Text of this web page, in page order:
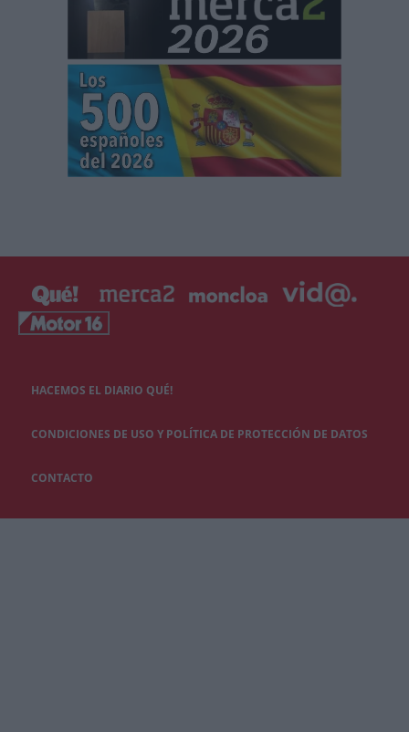
HACEMOS EL DIARIO QUÉ!
CONDICIONES DE USO Y POLÍTICA DE PROTECCIÓN DE DATOS
CONTACTO